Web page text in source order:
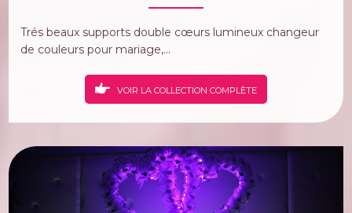
Trés beaux supports double cœurs lumineux changeur
de couleurs pour mariage,...
VOIR LA COLLECTION COMPLÈTE